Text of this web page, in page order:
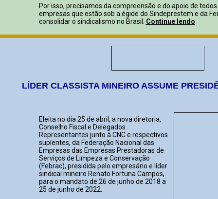
Por isso, precisamos da compreensão e do apoio de
empresas que estão sob a égide do Sindeprestem e da
consolidar o sindicalismo no Brasil. Continue lendo
LÍDER CLASSISTA MINEIRO ASSUME
Eleita no dia 25 de abril, a nova diretoria,
Conselho Fiscal e Delegados
Representantes junto à CNC e respectivos
suplentes, da Federação Nacional das
Empresas das Empresas Prestadoras de
Serviços de Limpeza e Conservação
(Febrac), presidida pelo empresário e líder
sindical mineiro Renato Fortuna Campos,
para o mandato de 26 de junho de 2018 a
25 de junho de 2022.